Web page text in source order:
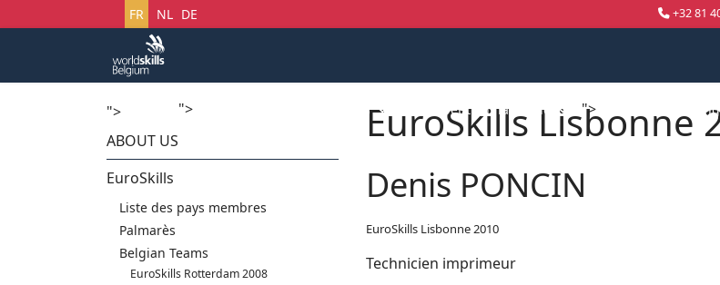
Sélectionnez votre langue
FR NL DE +32 81
"> Startech's Days Compétition nationale "> WorldSkills
">
ABOUT US
EuroSkills
Liste des pays membres
Palmarès
Belgian Teams
EuroSkills Rotterdam 2008
EuroSkills Lisbonne
Denis PONCIN
EuroSkills Lisbonne 2010
Technicien imprimeur